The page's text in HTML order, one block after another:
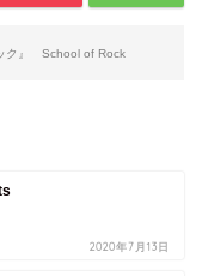
ク』 School of Rock
2020年7月13日